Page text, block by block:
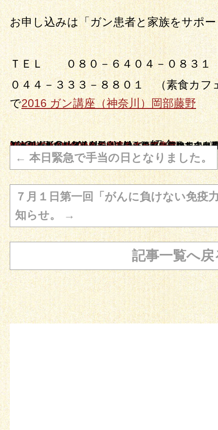
お申し込みは「ガン患者と家族をサポ
ＴＥＬ ０８０－６４０４－０８３１
０４４－３３３－８８０１ （素食カ
で2016 ガン講座（神奈川）岡部藤野
MICHIKO KAMIKAWA の紹介
オーナーの上川 美智子です。こんなに豊かなのに味気ないと思われている玄米菜食を楽しんで食べていただけるよう頑張っています。 そしてもう一つの顔。 自然療法のエキスパートになるべく日々勉強しております。自身の乳がんを自身で癒した経験を基に精神面、スピリチャル、自ら治る力を立ち上げる自然療法をお伝え実際に自分でできるようにお教えしています。まずは体験してみること、をお勧めします。 私がここまで来れたのはまずやってみる！事に徹してきたから
MICHIKO KAMIKAWA の投稿をすべて表示→
← 本日緊急で手当の日となりました。
７月１日第一回「がんに負けない免疫
知らせ。
→
記事一覧へ戻